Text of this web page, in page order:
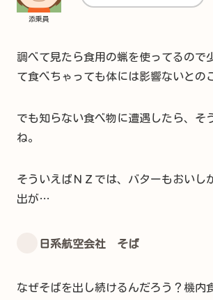
添乗員
調べて見たら食用の蝋を使ってるので
て食べちゃっても体には影響ないとの
でも知らない食べ物に遭遇したら、そ
ね。
そういえばＮＺでは、バターもおいし
出が…
日系航空会社 そば
なぜそばを出し続けるんだろう？機内